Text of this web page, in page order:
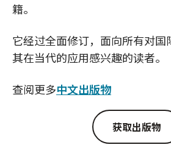
籍。
它经过全面修订，面向所有对国
其在当代的应用感兴趣的读者。
查阅更多中文出版物
获取出版物